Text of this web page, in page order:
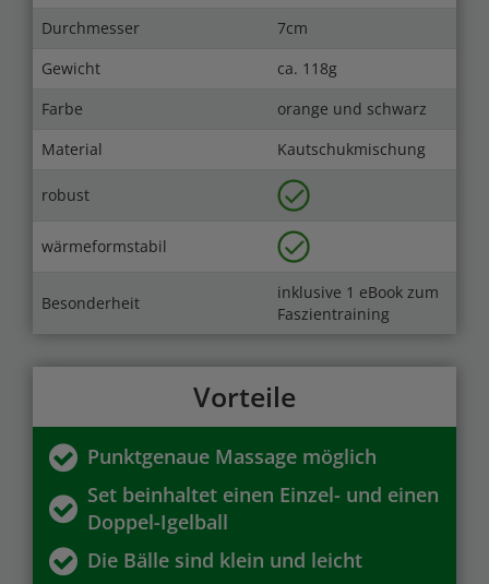
Durchmesser
7cm
Gewicht
ca. 118g
Farbe
orange und schwarz
Material
Kautschukmischung
robust
wärmeformstabil
Besonderheit
inklusive 1 eBook zum
Faszientraining
Vorteile
Punktgenaue Massage möglich
Set beinhaltet einen Einzel- und einen
Doppel-Igelball
Die Bälle sind klein und leicht